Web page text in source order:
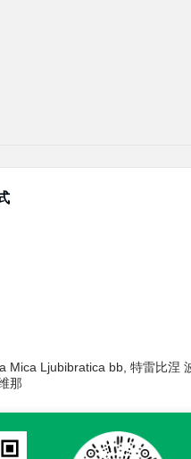
Mica Ljubibratica bb, 特雷比涅
那